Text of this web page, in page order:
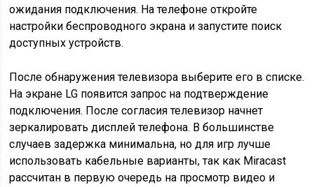
ожидания подключения. На телефоне откройте
настройки беспроводного экрана и запустите поиск
доступных устройств.
После обнаружения телевизора выберите его в списке.
На экране LG появится запрос на подтверждение
подключения. После согласия телевизор начнет
зеркалировать дисплей телефона. В большинстве
случаев задержка минимальна, но для игр лучше
использовать кабельные варианты, так как Miracast
рассчитан в первую очередь на просмотр видео и